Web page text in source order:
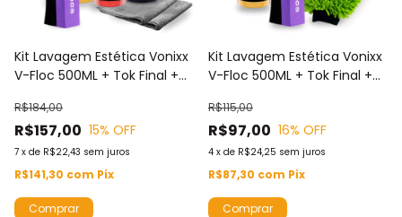
Kit Lavagem Estética Vonixx
V-Floc 500ML + Tok Final +
2 Microfibra + Luva De
Microfibra
R$157,00
R$184,00
15% OFF
7 x de R$22,43 sem juros
R$141,30 com Pix
Kit Lavagem Estética Vonixx
V-Floc 500ML + Tok Final +
Pretinho Zacs e Luva De
Microfibra
R$97,00
R$115,00
16% OFF
4 x de R$24,25 sem juros
R$87,30 com Pix